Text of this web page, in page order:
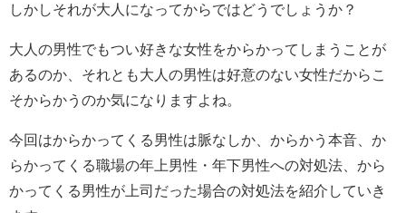
しかしそれが大人になってからではどうでしょうか？
大人の男性でもつい好きな女性をからかってしまうことが
あるのか、それとも大人の男性は好意のない女性だからこ
そからかうのか気になりますよね。
今回はからかってくる男性は脈なしか、からかう本音、か
らかってくる職場の年上男性・年下男性への対処法、から
かってくる男性が上司だった場合の対処法を紹介していき